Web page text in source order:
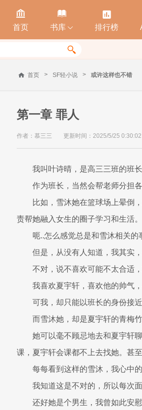

首页

书库 

排行榜

首页 > SF轻小说 > 或许这样也不错
第一章 罪人
作者：慕三三 更新时间：2025/5/25 0:30:02
我叫叶诗晴，是高三三班的班长
作为班长，当然会帮老师分担
比如，雪沐她在篮球场上晕倒
责帮她融入女生的圈子学习和生活。
呃..怎么感觉总是和雪沐相关的
但是，从没有人知道，我其实
不对，说不喜欢可能不太合适
我喜欢夏宇轩，喜欢他的帅气
可我，却只能以班长的身份接
而雪沐她，却是夏宇轩的青梅竹
她可以毫不顾忌地去和夏宇轩
课，夏宇轩会课都不上去找她。甚
每每看到这样的雪沐，我心中
我知道这是不对的，所以每次
还好她是个男生，我曾如此安